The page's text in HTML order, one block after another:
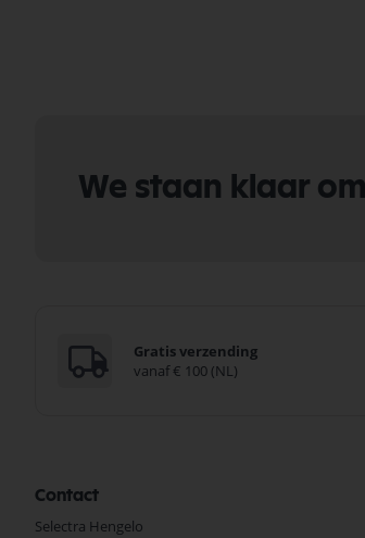
We staan klaar
Gratis verzending
vanaf € 100 (NL)
Contact
Selectra Hengelo